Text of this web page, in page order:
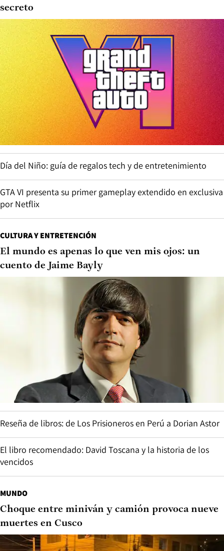
secreto
Día del Niño: guía de regalos tech y de entretenimiento
GTA VI presenta su primer gameplay extendido en exclusiva
por Netflix
CULTURA Y ENTRETENCIÓN
El mundo es apenas lo que ven mis ojos: un
cuento de Jaime Bayly
Reseña de libros: de Los Prisioneros en Perú a Dorian Astor
El libro recomendado: David Toscana y la historia de los
vencidos
MUNDO
Choque entre miniván y camión provoca nueve
muertes en Cusco